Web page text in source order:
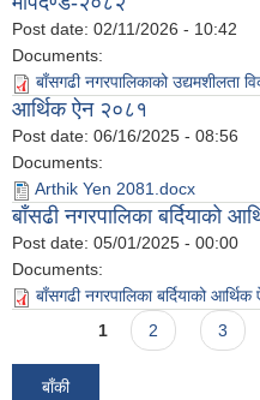
Post date: 02/11/2026 - 10:42
Documents:
बाँसगढी नगरपालिकाको उद्यमशीलता
आर्थिक ऐन २०८१
Post date: 06/16/2025 - 08:56
Documents:
Arthik Yen 2081.docx
बाँसढी नगरपालिका बर्दियाको
Post date: 05/01/2025 - 00:00
Documents:
बाँसगढी नगरपालिका बर्दियाको
Pages
1 2 3
बाँकी